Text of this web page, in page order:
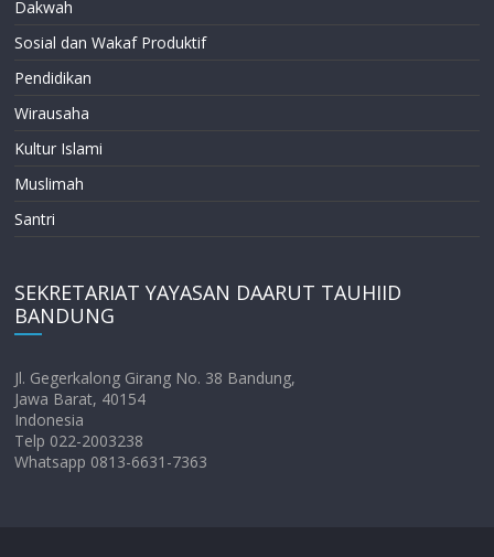
Dakwah
Sosial dan Wakaf Produktif
Pendidikan
Wirausaha
Kultur Islami
Muslimah
Santri
SEKRETARIAT YAYASAN DAARUT TAUHIID
BANDUNG
Jl. Gegerkalong Girang No. 38 Bandung,
Jawa Barat, 40154
Indonesia
Telp 022-2003238
Whatsapp 0813-6631-7363